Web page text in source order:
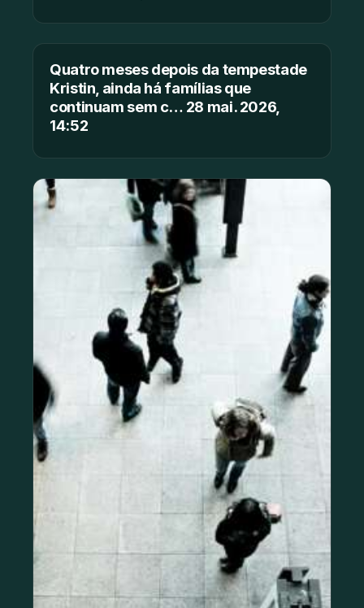
Quatro meses depois da tempestade
Kristin, ainda há famílias que
continuam sem c… 28 mai. 2026,
14:52